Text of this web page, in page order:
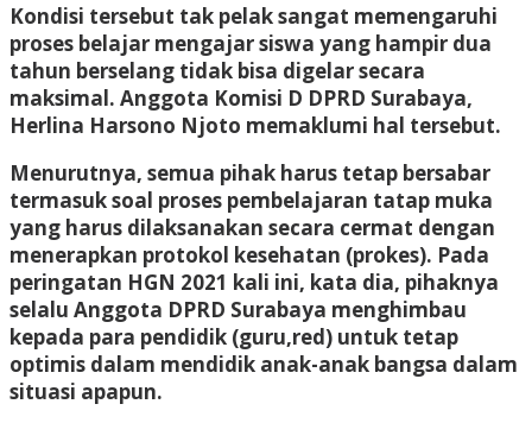
Kondisi tersebut tak pelak sangat memengaruhi
proses belajar mengajar siswa yang hampir dua
tahun berselang tidak bisa digelar secara
maksimal. Anggota Komisi D DPRD Surabaya,
Herlina Harsono Njoto memaklumi hal tersebut.
Menurutnya, semua pihak harus tetap bersabar
termasuk soal proses pembelajaran tatap muka
yang harus dilaksanakan secara cermat dengan
menerapkan protokol kesehatan (prokes). Pada
peringatan HGN 2021 kali ini, kata dia, pihaknya
selalu Anggota DPRD Surabaya menghimbau
kepada para pendidik (guru,red) untuk tetap
optimis dalam mendidik anak-anak bangsa dalam
situasi apapun.